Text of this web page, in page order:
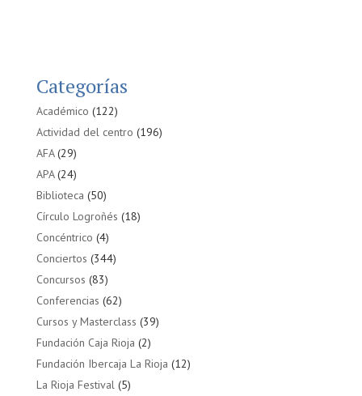
Categorías
Académico (122)
Actividad del centro (196)
AFA(29)
APA(24)
Biblioteca (50)
Círculo Logroñés (18)
Concéntrico (4)
Conciertos (344)
Concursos (83)
Conferencias (62)
Cursos y Masterclass (39)
Fundación Caja Rioja (2)
Fundación Ibercaja La Rioja (12)
La Rioja Festival(5)